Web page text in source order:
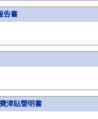
告書
津貼聲明書